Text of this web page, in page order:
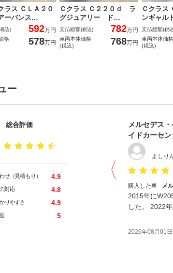
ラス ＣＬＡ２０
ーバンス…
込) 592万円
格
578万円
Ｃクラス Ｃ２２０ｄ ラ
グジュアリー ド…
支払総額(税込) 782万円
車両本体価格
(税込)
768万円
Ｃクラス
ンギャ
支払総額(税
車両本体価格
(税込)
ー
総合評価
せ（見積もり） 4.9
対応 4.8
りやすさ 4.9
5
メルセデス
イドカーセ
よしり
購入した車 メ
2015年に
した。 2022
の度お世話
フの方皆さん
2026年08月01日